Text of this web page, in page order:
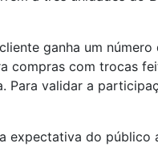
ganha um
compras com trocas
Para validar a
expectativa do